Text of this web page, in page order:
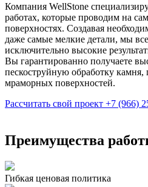
Компания WellStone
работах, которые проводим на
поверхностях. Создавая
даже самые мелкие детали, мы
исключительно высокие
Вы гарантированно получаете
пескоструйную обработку камня,
мраморных поверхностей.
Рассчитать свой проект +7 (966)
Преимущества
Гибкая ценовая политика